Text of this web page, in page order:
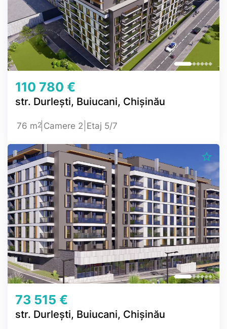
110 780 €
str. Durlești, Buiucani, Chișinău
76 m2 Camere 2 Etaj 5/7
73 515 €
str. Durlești, Buiucani, Chișinău